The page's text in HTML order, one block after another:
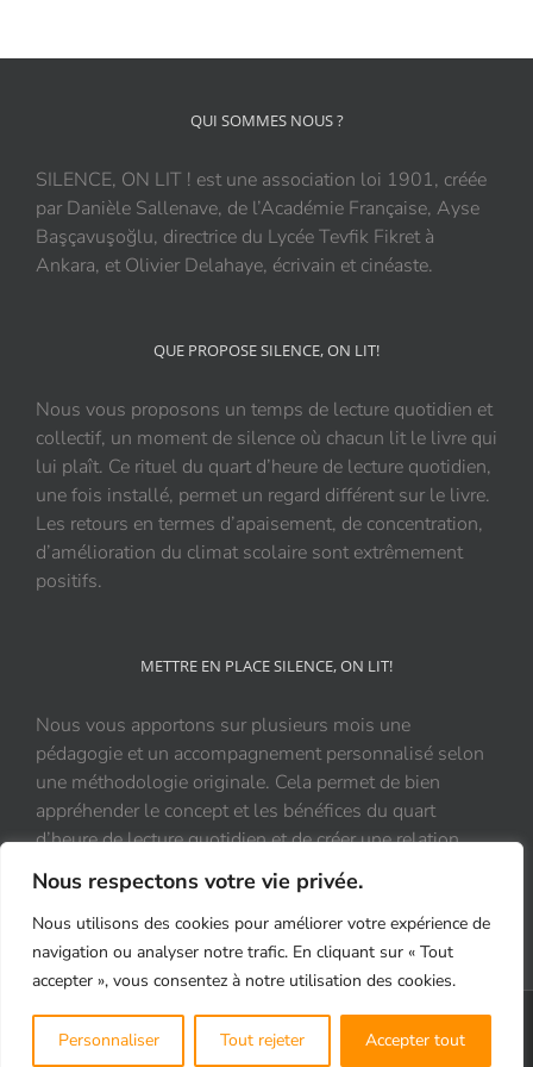
Nous respectons votre vie privée.
Nous utilisons des cookies pour améliorer votre expérience de
navigation ou analyser notre trafic. En cliquant sur « Tout
accepter », vous consentez à notre utilisation des cookies.
Personnaliser Tout rejeter Accepter tout
QUI SOMMES NOUS ?
SILENCE, ON LIT ! est une association loi 1901, créée
par Danièle Sallenave, de l’Académie Française, Ayse
Başçavuşoğlu, directrice du Lycée Tevfik Fikret à
Ankara, et Olivier Delahaye, écrivain et cinéaste.
QUE PROPOSE SILENCE, ON LIT!
Nous vous proposons un temps de lecture quotidien et
collectif, un moment de silence où chacun lit le livre qui
lui plaît. Ce rituel du quart d’heure de lecture quotidien,
une fois installé, permet un regard différent sur le livre.
Les retours en termes d’apaisement, de concentration,
d’amélioration du climat scolaire sont extrêmement
positifs.
METTRE EN PLACE SILENCE, ON LIT!
Nous vous apportons sur plusieurs mois une
pédagogie et un accompagnement personnalisé selon
une méthodologie originale. Cela permet de bien
appréhender le concept et les bénéfices du quart
d’heure de lecture quotidien et de créer une relation
durable et positive au livre.
Copyright 2021 Silence, On Lit! | Tous droits réservés |
|
Protection des données personnelles-RGPD